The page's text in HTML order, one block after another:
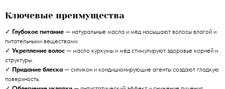
Ключевые преимущества
✓ Глубокое питание — натуральные масла и мёд насыщают волосы влагой и
питательными веществами.
✓ Укрепление волос — масло куркумы и мёд стимулируют здоровье корней и
структуры.
✓ Придание блеска — силикон и кондиционирующие агенты создают гладкую
поверхность.